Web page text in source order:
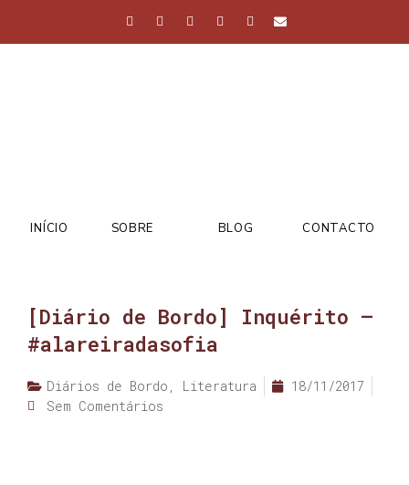
INÍCIO SOBRE BLOG CONTACTO
[Diário de Bordo] Inquérito –
#alareiradasofia
Diários de Bordo , Literatura
18/11/2017
Sem Comentários